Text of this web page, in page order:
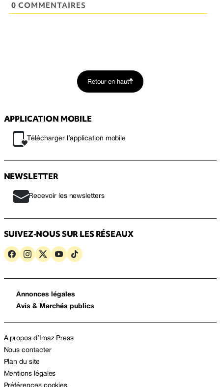
0 COMMENTAIRES
Retour en haut
APPLICATION MOBILE
Télécharger l’application mobile
NEWSLETTER
Recevoir les newsletters
SUIVEZ-NOUS SUR LES RÉSEAUX
Annonces légales
Avis & Marchés publics
A propos d’Imaz Press
Nous contacter
Plan du site
Mentions légales